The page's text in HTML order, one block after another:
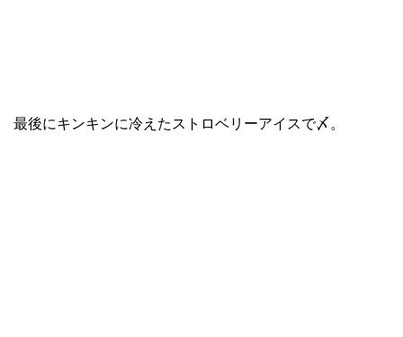
最後にキンキンに冷えたストロベリーアイスで〆。